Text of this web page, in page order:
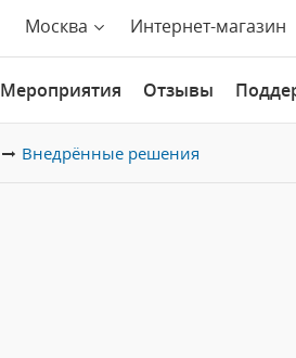
Москва Интернет-магазин
Мероприятия Отзывы
Внедрённые решения